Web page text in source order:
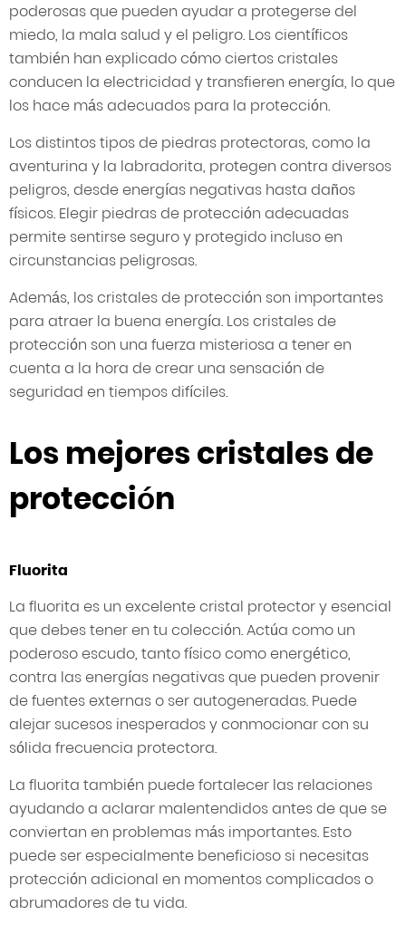
poderosas que pueden ayudar a protegerse del
miedo, la mala salud y el peligro. Los científicos
también han explicado cómo ciertos cristales
conducen la electricidad y transfieren energía, lo que
los hace más adecuados para la protección.
Los distintos tipos de piedras protectoras, como la
aventurina y la labradorita, protegen contra diversos
peligros, desde energías negativas hasta daños
físicos. Elegir piedras de protección adecuadas
permite sentirse seguro y protegido incluso en
circunstancias peligrosas.
Además, los cristales de protección son importantes
para atraer la buena energía. Los cristales de
protección son una fuerza misteriosa a tener en
cuenta a la hora de crear una sensación de
seguridad en tiempos difíciles.
Los mejores cristales de
protección
Fluorita
La fluorita es un excelente cristal protector y esencial
que debes tener en tu colección. Actúa como un
poderoso escudo, tanto físico como energético,
contra las energías negativas que pueden provenir
de fuentes externas o ser autogeneradas. Puede
alejar sucesos inesperados y conmocionar con su
sólida frecuencia protectora.
La fluorita también puede fortalecer las relaciones
ayudando a aclarar malentendidos antes de que se
conviertan en problemas más importantes. Esto
puede ser especialmente beneficioso si necesitas
protección adicional en momentos complicados o
abrumadores de tu vida.